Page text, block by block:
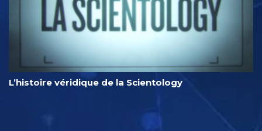
L’histoire véridique de la Scientology